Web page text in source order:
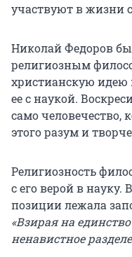
участвуют в жизни
Николай Федоров
религиозным
христианскую идею
ее с наукой.
само человечество,
этого разум и
Религиозность
с его верой в науку.
позиции лежала
«Взирая на
ненавистное